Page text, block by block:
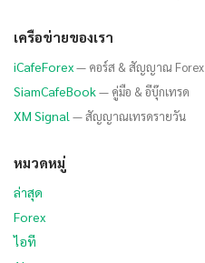
เครือข่ายของเรา
iCafeForex— คอร์ส & สัญญาณ Forex
SiamCafeBook— คู่มือ & อีบุ๊กเทรด
XM Signal — สัญญาณเทรดรายวัน
หมวดหมู่
ล่าสุด
Forex
ไอที